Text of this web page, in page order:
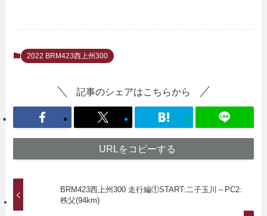
2022 BRM423西上州300
記事のシェアはこちらから
URLをコピーする
BRM423西上州300 走行編①START:二子玉川～PC2:
秩父(94km)